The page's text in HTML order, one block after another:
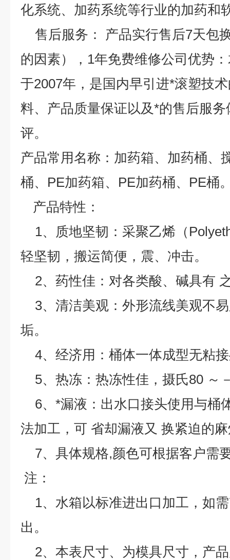
化系统、加药系统等行业的加药和
售后服务： 产品实行售后7天包
的因素），1年免费维修公司优势
于2007年，是国内早引进*滚塑技
料、产品质量保证以及*的售后服
评。
产品常用名称：加药箱、加药桶、
桶、PE加药箱、PE加药桶、PE桶
产品特性：
1、质地坚韧：采聚乙烯（
轻坚韧，搬运简便，震、冲击。
2、药性佳：对各类酸、碱具有
3、清洁美观：外形流线美观不
垢。
4、经济用：桶体一体成型无粘
5、热冻：热冻性佳，摄氏80 ～
6、*漏液：出水口接头使用与桶
法加工，可 省却漏液又 换紧迫的
7、具体规格,颜色可根据客户需
注：
1、水箱以标准进出口加工，如
出。
2、本表尺寸、为模具尺寸，产